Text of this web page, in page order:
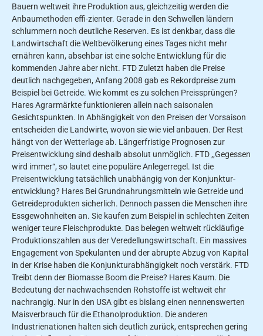
Bauern weltweit ihre Produktion aus, gleichzeitig werden die
Anbaumethoden effi-zienter. Gerade in den Schwellen­ ländern
schlummern noch deutli­che Reserven. Es ist denkbar, dass die
Landwirtschaft die Weltbevöl­kerung eines Tages nicht mehr
ernähren kann, absehbar ist eine solche Entwicklung für die
kommenden Jahre aber nicht. FTD Zuletzt haben die Preise
deutlich nachgegeben, Anfang 2008 gab es Rekordpreise zum
Beispiel bei Getreide. Wie kommt es zu solchen Preissprüngen?
Hares Agrarmärkte funktionieren allein nach saisonalen
Gesichtspunkten. In Abhängigkeit von den Preisen der Vorsaison
entscheiden die Landwirte, wovon sie wie viel anbauen. Der Rest
hängt von der Wetterlage ab. Längerfristige Prognosen zur
Preisentwicklung sind deshalb absolut unmöglich. FTD ,,Gegessen
wird immer“, so lautet eine populäre Anlegerregel. Ist die
Preisentwicklung tatsächlich unabhängig von der Konjunktur-
entwicklung? Hares Bei Grundnahrungsmitteln wie Getreide und
Getreideprodukten sicherlich. Dennoch passen die Menschen ihre
Essgewohnheiten an. Sie kaufen zum Beispiel in schlechten Zeiten
weniger teure Fleischprodukte. Das belegen weltweit rückläufige
Produktionszahlen aus der Veredellungswirtschaft. Ein massives
Engagement von Spekulanten und der abrupte Abzug von Kapital
in der Krise haben die Konjunkturabhängigkeit noch verstärk. FTD
Treibt denn der Biomasse Boom die Preise? Hares Kaum. Die
Bedeutung der nachwachsenden Rohstoffe ist weltweit ehr
nachrangig. Nur in den USA gibt es bislang einen nennenswerten
Maisverbrauch für die Ethanolproduktion. Die anderen
Industrienationen halten sich deutlich zurück, entsprechen gering